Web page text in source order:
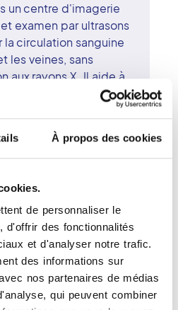
À propos des cookies
de personnaliser le
d'offrir des fonctionnalités
et d'analyser notre trafic.
des informations sur
nos partenaires de médias
qui peuvent combiner
un centre d'imagerie
examen par ultrasons
circulation sanguine
les veines, sans
aux rayons X. Il aide à
vasculaires et à
Les radiologues
de l'imagerie
la qualité du
innovation et
À Flers, le Doppler
environnement
et bienveillant,
et la confiance.